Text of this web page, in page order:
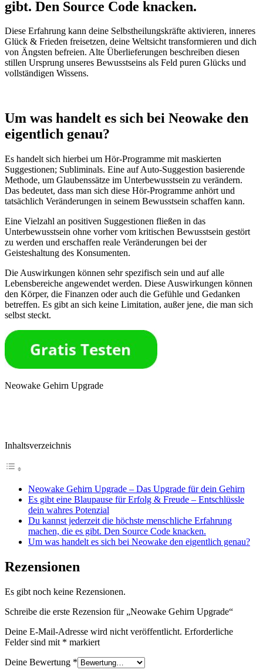
gibt. Den Source Code knacken.
Diese Erfahrung kann deine Selbstheilungskräfte aktivieren, inneres
Glück & Frieden freisetzen, deine Weltsicht transformieren und dich
von Ängsten befreien. Alte Überlieferungen beschreiben diesen
stillen Ursprung unseres Bewusstseins als Feld puren Glücks und
vollständigen Wissens.
Um was handelt es sich bei Neowake den
eigentlich genau?
Es handelt sich hierbei um Hör-Programme mit maskierten
Suggestionen; Subliminals. Eine auf Auto-Suggestion basierende
Methode, um Glaubenssätze im Unterbewusstsein zu verändern.
Das bedeutet, dass man sich diese Hör-Programme anhört und
tatsächlich Veränderungen in seinem Bewusstsein schaffen kann.
Eine Vielzahl an positiven Suggestionen fließen in das
Unterbewusstsein ohne vorher vom kritischen Bewusstsein gestört
zu werden und erschaffen reale Veränderungen bei der
Geisteshaltung des Konsumenten.
Die Auswirkungen können sehr spezifisch sein und auf alle
Lebensbereiche angewendet werden. Diese Auswirkungen können
den Körper, die Finanzen oder auch die Gefühle und Gedanken
betreffen. Es gibt an sich keine Limitation, außer jene, die man sich
selbst steckt.
Neowake Gehirn Upgrade
Inhaltsverzeichnis
Neowake Gehirn Upgrade – Das Upgrade für dein Gehirn
Es gibt eine Blaupause für Erfolg & Freude – Entschlüssle
dein wahres Potenzial
Du kannst jederzeit die höchste menschliche Erfahrung
machen, die es gibt. Den Source Code knacken.
Um was handelt es sich bei Neowake den eigentlich genau?
Rezensionen
Es gibt noch keine Rezensionen.
Schreibe die erste Rezension für „Neowake Gehirn Upgrade“
Deine E-Mail-Adresse wird nicht veröffentlicht. Erforderliche
Felder sind mit * markiert
Deine Bewertung *